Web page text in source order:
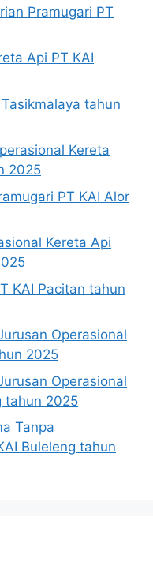
Pramugari PT
Api PT KAI
tahun
Kereta
2025
PT KAI Alor
Kereta Api
KAI Pacitan tahun
Operasional
2025
Operasional
tahun 2025
Tanpa
Buleleng tahun